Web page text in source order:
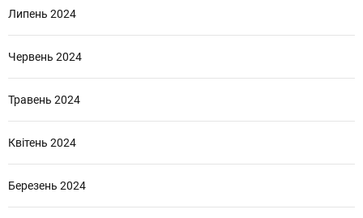
Липень 2024
Червень 2024
Травень 2024
Квітень 2024
Березень 2024